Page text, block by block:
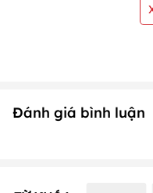
Đánh giá bình luận